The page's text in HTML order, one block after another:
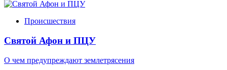
Происшествия
Святой Афон и ПЦУ
О чем предупреждают землетрясения